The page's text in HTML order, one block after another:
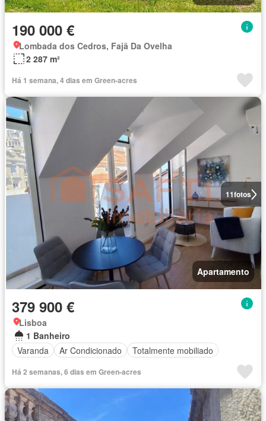
190 000 €
Lombada dos Cedros, Fajã Da Ovelha
2 287 m²
Há 1 semana, 4 dias em Green-acres
11fotos
Apartamento
379 900 €
Lisboa
1 Banheiro
Varanda
Ar Condicionado Totalmente mobiliado
Há 2 semanas, 6 dias em Green-acres